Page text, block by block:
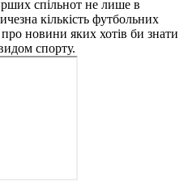
спільнот не лише в
кількість футбольних
новини яких хотів би знати
спорту.